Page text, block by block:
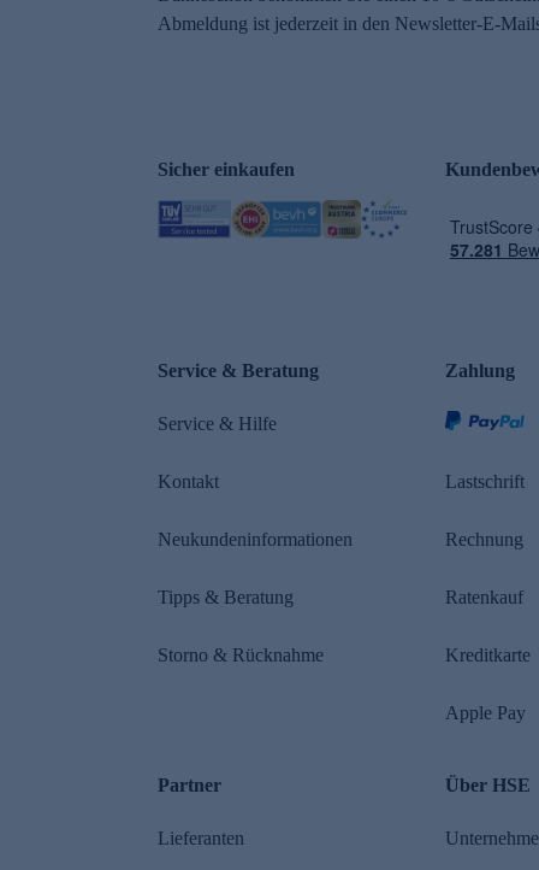
Abmeldung ist jederzeit in den Newsletter-E-
Sicher einkaufen
Service & Beratung
Service & Hilfe
Kontakt
Neukundeninformationen
Tipps & Beratung
Storno & Rücknahme
Zahlung
Lastschrift
Rechnung
Ratenkauf
Kreditkarte
Apple Pay
Partner
Lieferanten
Über HSE